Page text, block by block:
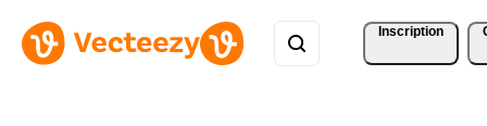
Inscription